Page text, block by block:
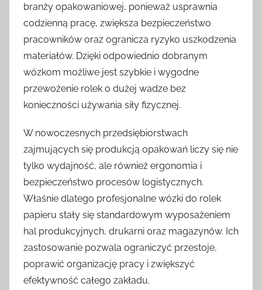
branży opakowaniowej, ponieważ usprawnia
codzienną pracę, zwiększa bezpieczeństwo
pracowników oraz ogranicza ryzyko uszkodzenia
materiałów. Dzięki odpowiednio dobranym
wózkom możliwe jest szybkie i wygodne
przewożenie rolek o dużej wadze bez
konieczności używania siły fizycznej.
W nowoczesnych przedsiębiorstwach
zajmujących się produkcją opakowań liczy się nie
tylko wydajność, ale również ergonomia i
bezpieczeństwo procesów logistycznych.
Właśnie dlatego profesjonalne wózki do rolek
papieru stały się standardowym wyposażeniem
hal produkcyjnych, drukarni oraz magazynów. Ich
zastosowanie pozwala ograniczyć przestoje,
poprawić organizację pracy i zwiększyć
efektywność całego zakładu.